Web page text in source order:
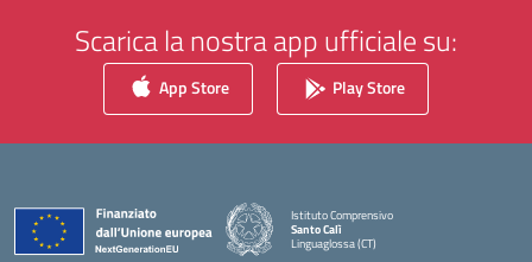
Scarica la nostra app ufficiale su:
App Store Play Store
Istituto Comprensivo
Santo Calì
Linguaglossa (CT)
— Visita la pagina iniziale della scuola